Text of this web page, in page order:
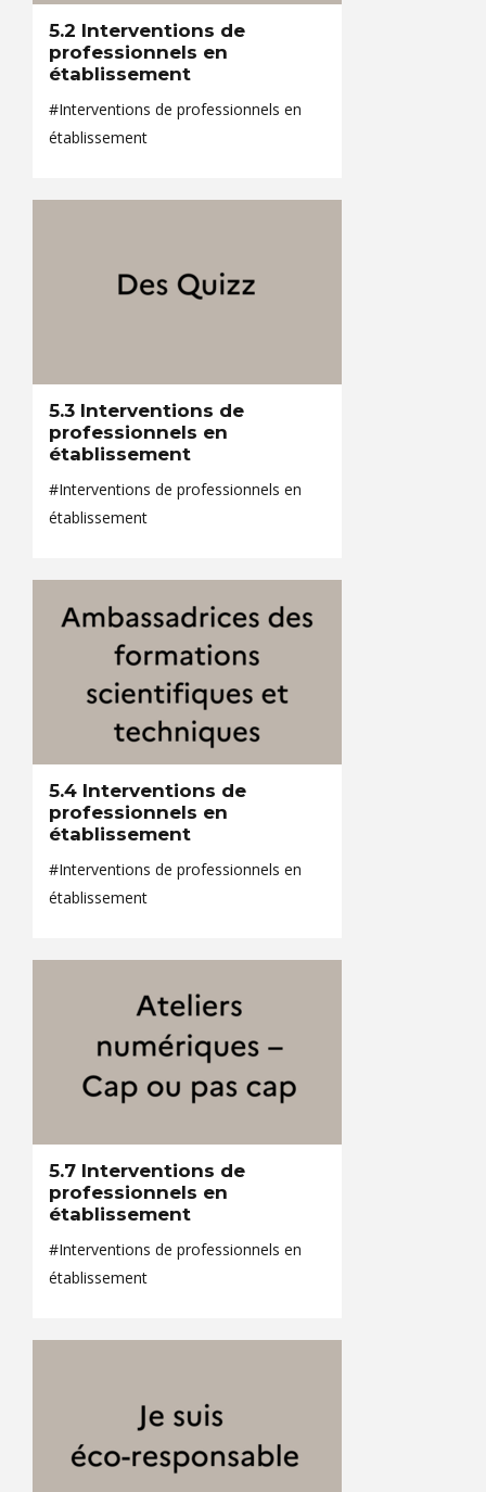
5.2 Interventions de
professionnels en
établissement
#Interventions de professionnels en
établissement
5.3 Interventions de
professionnels en
établissement
#Interventions de professionnels en
établissement
5.4 Interventions de
professionnels en
établissement
#Interventions de professionnels en
établissement
5.7 Interventions de
professionnels en
établissement
#Interventions de professionnels en
établissement